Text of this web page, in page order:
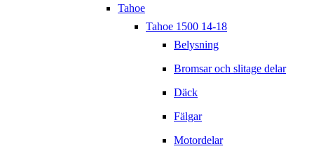
Tahoe
Tahoe 1500 14-18
Belysning
Bromsar och slitage delar
Däck
Fälgar
Motordelar